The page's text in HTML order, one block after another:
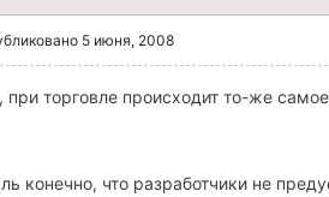
5 июня, 2008
при торговле происходит то-же
конечно, что разработчики не